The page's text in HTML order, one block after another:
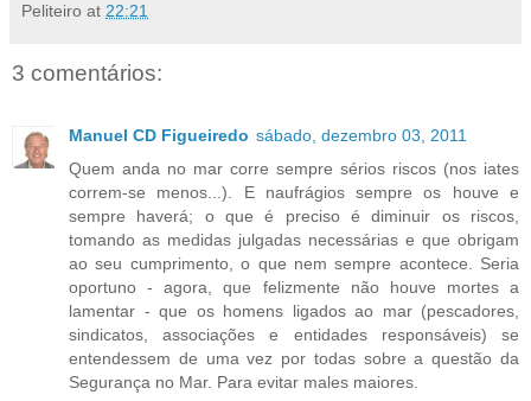
Peliteiro at 22:21
3 comentários:
Manuel CD Figueiredo sábado, dezembro 03, 2011
Quem anda no mar corre sempre sérios riscos (nos iates
correm-se menos...). E naufrágios sempre os houve e
sempre haverá; o que é preciso é diminuir os riscos,
tomando as medidas julgadas necessárias e que obrigam
ao seu cumprimento, o que nem sempre acontece. Seria
oportuno - agora, que felizmente não houve mortes a
lamentar - que os homens ligados ao mar (pescadores,
sindicatos, associações e entidades responsáveis) se
entendessem de uma vez por todas sobre a questão da
Segurança no Mar. Para evitar males maiores.